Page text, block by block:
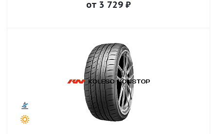
от 3 729 ₽